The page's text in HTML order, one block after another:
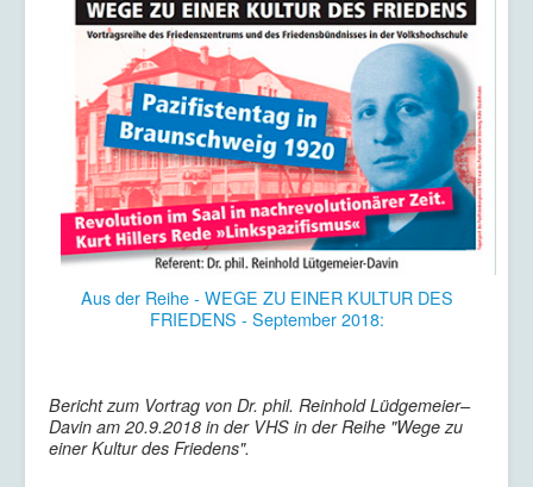
Aus der Reihe - WEGE ZU EINER KULTUR DES
FRIEDENS - September 2018:
Bericht zum Vortrag von Dr. phil. Reinhold Lüdgemeier–
Davin am 20.9.2018 in der VHS in der Reihe "Wege zu
einer Kultur des Friedens".